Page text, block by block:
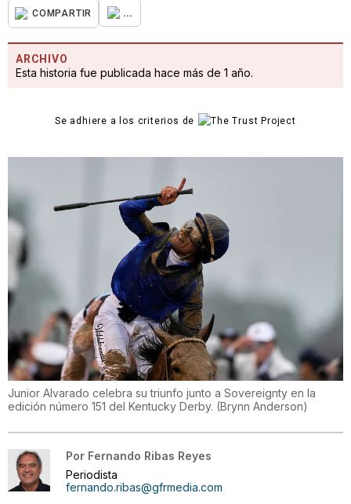
COMPARTIR ...
ARCHIVO
Esta historia fue publicada hace más de 1 año.
Se adhiere a los criterios de
Junior Alvarado celebra su triunfo junto a Sovereignty en la
edición número 151 del Kentucky Derby. (Brynn Anderson)
Por Fernando Ribas Reyes
Periodista
fernando.ribas@gfrmedia.com